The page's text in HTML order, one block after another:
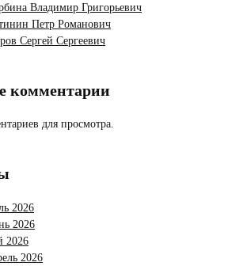
Владимир Григорьевич
Петр Романович
Сергей Сергеевич
комментарии
для просмотра.
2026
2026
2026
2026